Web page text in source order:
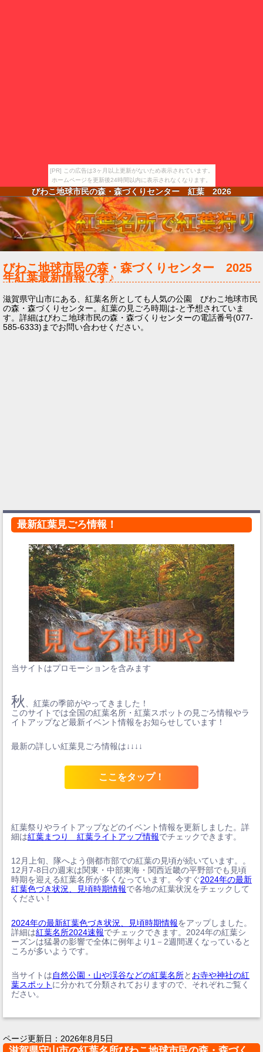
[PR] この広告は3ヶ月以上更新がないため表示されています。
ホームページを更新後24時間以内に表示されなくなります。
びわこ地球市民の森・森づくりセンター 紅葉 2026
びわこ地球市民の森・森づくりセンター 2025
年紅葉最新情報です♪
滋賀県守山市にある、紅葉名所としても人気の公園 びわこ地球市民
の森・森づくりセンター。紅葉の見ごろ時期は-と予想されていま
す。詳細はびわこ地球市民の森・森づくりセンターの電話番号(077-
585-6333)までお問い合わせください。
最新紅葉見ごろ情報！
当サイトはプロモーションを含みます
秋
、紅葉の季節がやってきました！
このサイトでは全国の紅葉名所・紅葉スポットの見ごろ情報やラ
イトアップなど最新イベント情報をお知らせしています！
最新の詳しい紅葉見ごろ情報は↓↓↓↓
ここをタップ！
紅葉祭りやライトアップなどのイベント情報を更新しました。詳
細は紅葉まつり 紅葉ライトアップ情報でチェックできます。
12月上旬、隊へよう側都市部での紅葉の見頃が続いています。。
12月7-8日の週末は関東・中部東海・関西近畿の平野部でも見頃
時期を迎える紅葉名所が多くなっています。今すぐ2024年の最新
紅葉色づき状況、見頃時期情報で各地の紅葉状況をチェックして
ください！
2024年の最新紅葉色づき状況、見頃時期情報をアップしました。
詳細は紅葉名所2024速報でチェックできます。2024年の紅葉シ
ーズンは猛暑の影響で全体に例年より1－2週間遅くなっていると
ころが多いようです。
当サイトは自然公園・山や渓谷などの紅葉名所と お寺や神社の紅
葉スポット に分かれて分類されておりますので、それぞれご覧く
ださい。
ページ更新日： 2026年8月5日